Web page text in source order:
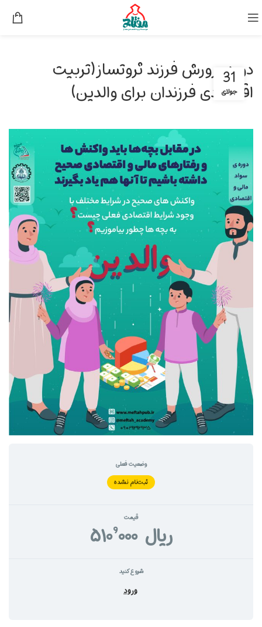
دوره پرورش فرزند ثروتساز(تربیت
اقتصادی فرزندان برای والدین)
31
جولای
وضعیت فعلی
ثبت‌نام نشده
قیمت
‎ریال ۵۱۰٬۰۰۰
شروع کنید
ورود